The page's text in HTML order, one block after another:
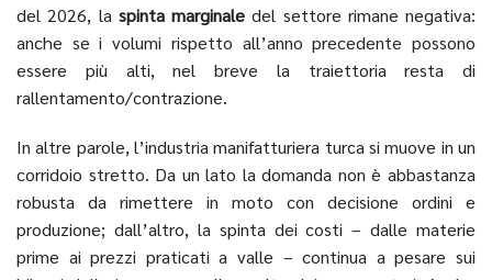
del 2026, la spinta marginale del settore rimane negativa:
anche se i volumi rispetto all’anno precedente possono
essere più alti, nel breve la traiettoria resta di
rallentamento/contrazione.
In altre parole, l’industria manifatturiera turca si muove in un
corridoio stretto. Da un lato la domanda non è abbastanza
robusta da rimettere in moto con decisione ordini e
produzione; dall’altro, la spinta dei costi – dalle materie
prime ai prezzi praticati a valle – continua a pesare sui